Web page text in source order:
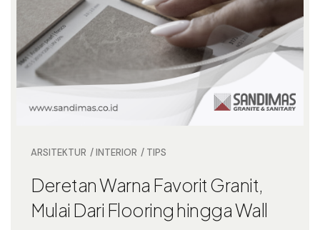
ARSITEKTUR INTERIOR TIPS
Deretan Warna Favorit Granit,
Mulai Dari Flooring hingga Wall